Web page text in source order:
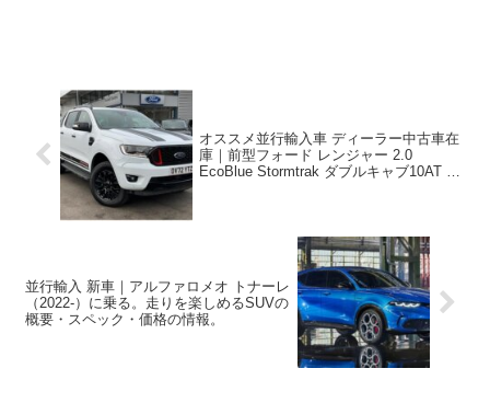
オススメ並行輸入車 ディーラー中古車在
庫｜前型フォード レンジャー 2.0
EcoBlue Stormtrak ダブルキャブ10AT 右
並行輸入 新車｜アルファロメオ トナーレ
（2022-）に乗る。走りを楽しめるSUVの
概要・スペック・価格の情報。